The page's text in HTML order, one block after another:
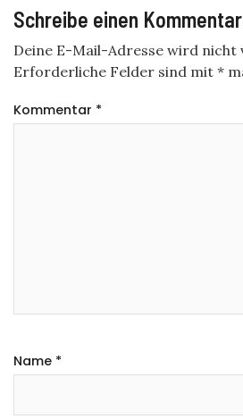
Schreibe einen Kommentar
Deine E-Mail-Adresse wird
Erforderliche Felder sind mit *
Kommentar *
Name *